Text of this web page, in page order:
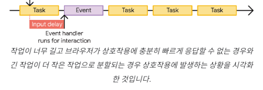
작업이 너무 길고 브라우저가 상호작용에 충분히 빠르게 응답할 수 없는 경우와
긴 작업이 더 작은 작업으로 분할되는 경우 상호작용에 발생하는 상황을 시각화
한 것입니다.